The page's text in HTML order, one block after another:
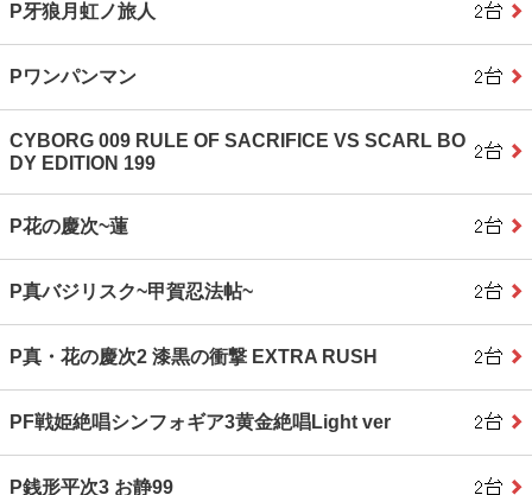
P牙狼月虹ノ旅人
Pワンパンマン
CYBORG 009 RULE OF SACRIFICE VS SCARL BO
DY EDITION 199
P花の慶次~蓮
P真バジリスク~甲賀忍法帖~
P真・花の慶次2 漆黒の衝撃 EXTRA RUSH
PF戦姫絶唱シンフォギア3黄金絶唱Light ver
P銭形平次3 お静99